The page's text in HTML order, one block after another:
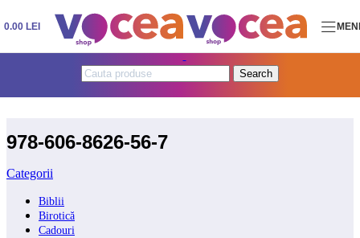
Skip to navigationSkip to main content
0.00 LEI
Search
978-606-8626-56-7
Categorii
Biblii
Birotică
Cadouri